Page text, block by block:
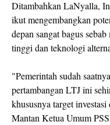
Ditambahkan LaNyalla,
ikut mengembangkan
depan sangat bagus
tinggi dan teknologi
"Pemerintah sudah
pertambangan LTJ ini
khususnya target
Mantan Ketua Umum